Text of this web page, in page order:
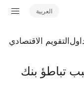
العربية
التقويم الاقتصادي
تباطؤ بنك